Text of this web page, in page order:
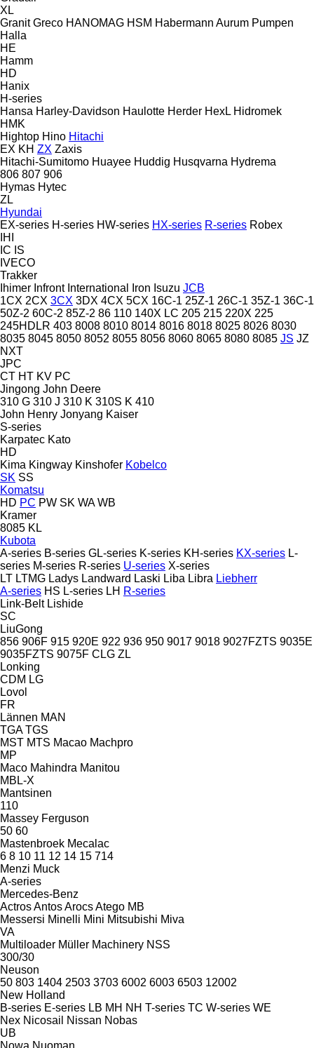
XL
Granit Greco HANOMAG HSM Habermann Aurum Pumpen
Halla
HE
Hamm
HD
Hanix
H-series
Hansa Harley-Davidson Haulotte Herder HexL Hidromek
HMK
Hightop Hino Hitachi
EX KH ZX Zaxis
Hitachi-Sumitomo Huayee Huddig Husqvarna Hydrema
806 807 906
Hymas Hytec
ZL
Hyundai
EX-series H-series HW-series HX-series R-series Robex
IHI
IC IS
IVECO
Trakker
Ihimer Infront International Iron Isuzu JCB
1CX 2CX 3CX 3DX 4CX 5CX 16C-1 25Z-1 26C-1 35Z-1 36C-1
50Z-2 60C-2 85Z-2 86 110 140X LC 205 215 220X 225
245HDLR 403 8008 8010 8014 8016 8018 8025 8026 8030
8035 8045 8050 8052 8055 8056 8060 8065 8080 8085 JS JZ
NXT
JPC
CT HT KV PC
Jingong John Deere
310 G 310 J 310 K 310S K 410
John Henry Jonyang Kaiser
S-series
Karpatec Kato
HD
Kima Kingway Kinshofer Kobelco
SK SS
Komatsu
HD PC PW SK WA WB
Kramer
8085 KL
Kubota
A-series B-series GL-series K-series KH-series KX-series L-
series M-series R-series U-series X-series
LT LTMG Ladys Landward Laski Liba Libra Liebherr
A-series HS L-series LH R-series
Link-Belt Lishide
SC
LiuGong
856 906F 915 920E 922 936 950 9017 9018 9027FZTS 9035E
9035FZTS 9075F CLG ZL
Lonking
CDM LG
Lovol
FR
Lännen MAN
TGA TGS
MST MTS Macao Machpro
MP
Maco Mahindra Manitou
MBL-X
Mantsinen
110
Massey Ferguson
50 60
Mastenbroek Mecalac
6 8 10 11 12 14 15 714
Menzi Muck
A-series
Mercedes-Benz
ActrosAntosArocsAtego MB
Messersi Minelli Mini Mitsubishi Miva
VA
Multiloader Müller Machinery NSS
300/30
Neuson
50 803 1404 2503 3703 6002 6003 6503 12002
New Holland
B-series E-series LB MH NH T-series TC W-series WE
Nex Nicosail Nissan Nobas
UB
Nowa Nuoman